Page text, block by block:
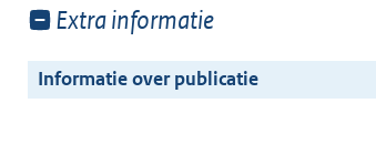
Toon
van:
Extra informatie
Informatie over publicatie